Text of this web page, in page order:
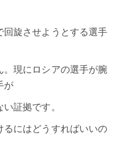
旋させようとする選手
。現にロシアの選手が腕
が
証拠です。
るにはどうすればいいの